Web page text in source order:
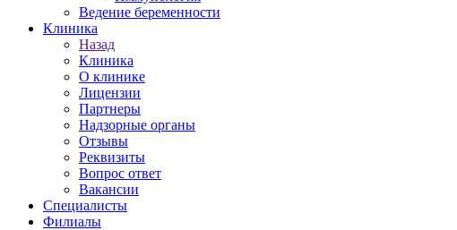
Ведение беременности
Клиника
Назад
Клиника
О клинике
Лицензии
Партнеры
Надзорные органы
Отзывы
Реквизиты
Вопрос ответ
Вакансии
Специалисты
Филиалы